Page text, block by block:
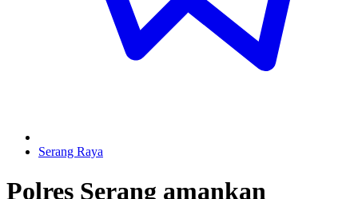
Serang Raya
Polres Serang amankan